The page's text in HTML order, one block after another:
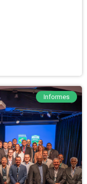
Informes